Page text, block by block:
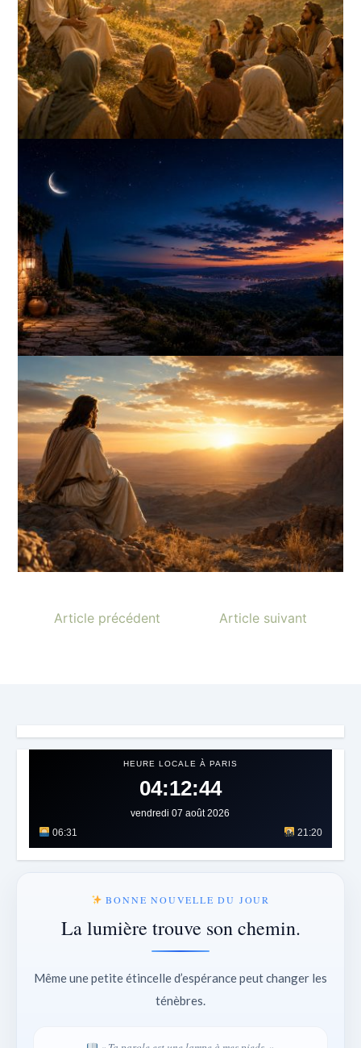
Article précédent Article suivant
HEURE LOCALE À PARIS
04:12:47
vendredi 07 août 2026
06:31
21:20
BONNE NOUVELLE DU JOUR
La lumière trouve son chemin.
Même une petite étincelle d’espérance peut changer les
ténèbres.